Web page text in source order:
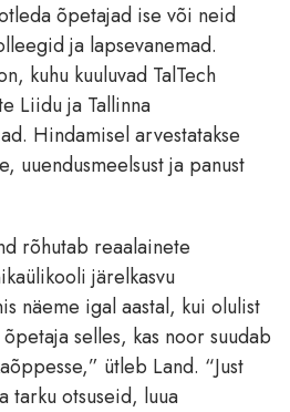
õpetajad ise või neid
ja lapsevanemad.
kuhu kuuluvad TalTech
Liidu ja Tallinna
Hindamisel arvestatakse
uuendusmeelsust ja panust
rõhutab reaalainete
järelkasvu
näeme igal aastal, kui olulist
selles, kas noor suudab
ütleb Land. “Just
tarku otsuseid, luua